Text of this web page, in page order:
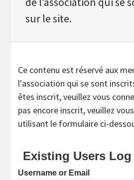
sur le site.
Ce contenu est réservé aux
l'association qui se sont
êtes inscrit, veuillez vous
pas encore inscrit, veuillez
utilisant le formulaire ci-
Existing Users Log
Username or Email